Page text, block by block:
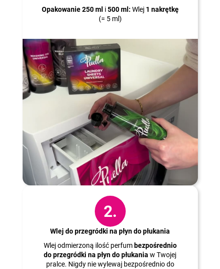
Opakowanie 250 ml i500 ml: Wlej 1 nakrętkę
(= 5 ml)
2.
Wlej do przegródki na płyn do płukania
Wlej odmierzoną ilość perfum bezpośrednio
do przegródki na płyn do płukania w Twojej
pralce. Nigdy nie wylewaj bezpośrednio do